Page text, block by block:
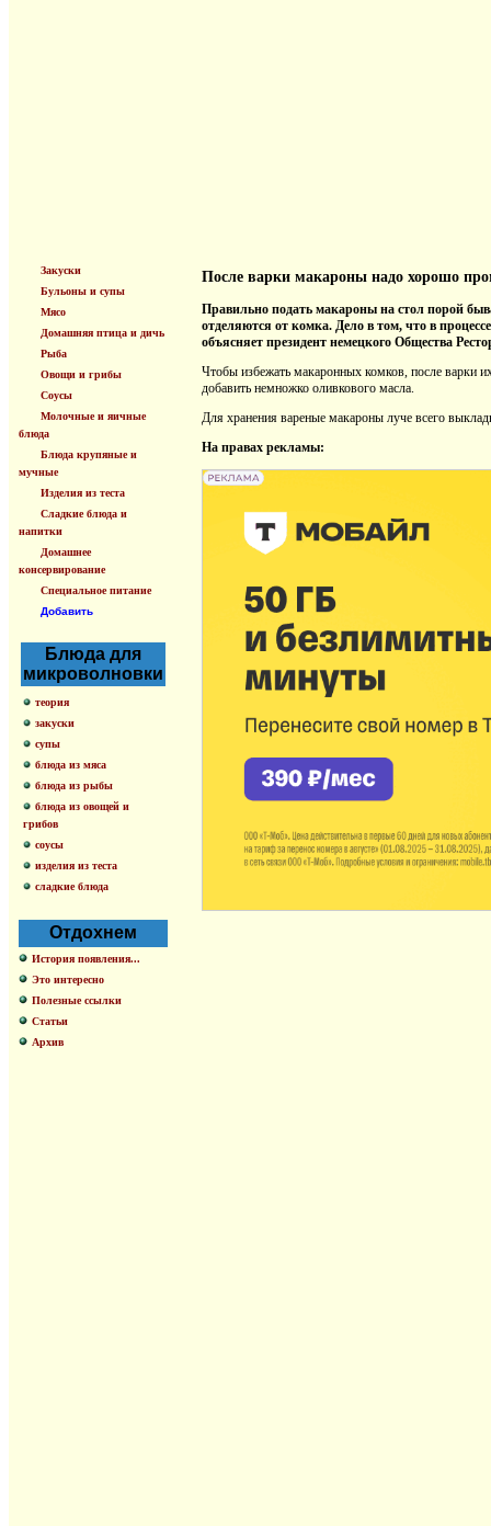
Закуски
Бульоны и супы
Мясо
Домашняя птица и дичь
Рыба
Овощи и грибы
Соусы
Молочные и яичные
блюда
Блюда крупяные и
мучные
Изделия из теста
Сладкие блюда и
напитки
Домашнее
консервирование
Специальное питание
Добавить
Блюда для
микроволновки
теория
закуски
супы
блюда из мяса
блюда из рыбы
блюда из овощей и
грибов
соусы
изделия из теста
сладкие блюда
Отдохнем
История появления...
Это интересно
Полезные ссылки
Статьи
Архив
После варки макароны надо хорошо
Правильно подать макароны на стол порой
отделяются от комка. Дело в том, что в
объясняет президент немецкого Общества
Чтобы избежать макаронных комков, после варки
добавить немножко оливкового масла.
Для хранения вареные макароны луче всего
На правах рекламы: